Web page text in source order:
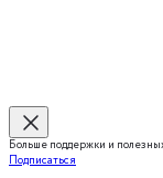
Больше поддержки и
Подписаться